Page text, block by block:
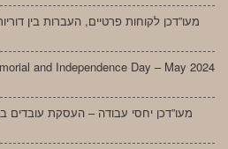
מעו”דכן לקוחות פרטיים, העברות בין
and Independence Day – May 2024
מעו”דכן יחסי עבודה – העסקת עובדים